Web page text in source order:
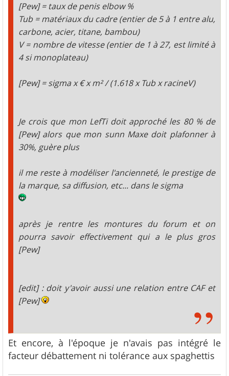
[Pew] = taux de penis elbow %
Tub = matériaux du cadre (entier de 5 à 1 entre alu,
carbone, acier, titane, bambou)
V = nombre de vitesse (entier de 1 à 27, est limité à
4 si monoplateau)
[Pew] = sigma x € x m² / (1.618 x Tub x racineV)
Je crois que mon LefTi doit approché les 80 % de
[Pew] alors que mon sunn Maxe doit plafonner à
30%, guère plus
il me reste à modéliser l'ancienneté, le prestige de
la marque, sa diffusion, etc... dans le sigma
après je rentre les montures du forum et on
pourra savoir effectivement qui a le plus gros
[Pew]
[edit] : doit y'avoir aussi une relation entre CAF et
[Pew]
Et encore, à l'époque je n'avais pas intégré le
facteur débattement ni tolérance aux spaghettis